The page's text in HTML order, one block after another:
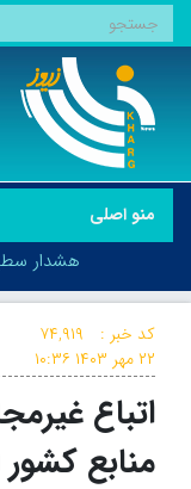
منو اصلی
هشدار
هشدار
کد خبر :
۷۴,۹۱۹
۲۲ مهر ۱۴۰۳
۱۰:۳۶
منابع